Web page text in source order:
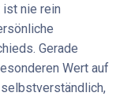
nie rein
Gerade
Wert auf